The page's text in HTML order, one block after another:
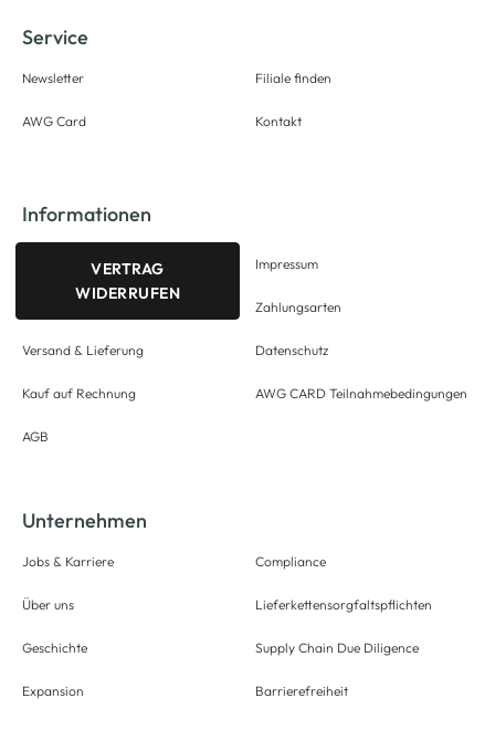
Service
Newsletter
AWG Card
Filiale finden
Kontakt
Informationen
VERTRAG
WIDERRUFEN
Versand & Lieferung
Kauf auf Rechnung
AGB
Impressum
Zahlungsarten
Datenschutz
AWG CARD Teilnahmebedingungen
Unternehmen
Jobs & Karriere
Über uns
Geschichte
Expansion
Compliance
Lieferkettensorgfaltspflichten
Supply Chain Due Diligence
Barrierefreiheit